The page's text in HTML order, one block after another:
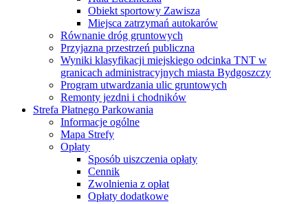
Obiekt sportowy Zawisza
Miejsca zatrzymań autokarów
Równanie dróg gruntowych
Przyjazna przestrzeń publiczna
Wyniki klasyfikacji miejskiego odcinka TNT w
granicach administracyjnych miasta Bydgoszczy
Program utwardzania ulic gruntowych
Remonty jezdni i chodników
Strefa Płatnego Parkowania
Informacje ogólne
Mapa Strefy
Opłaty
Sposób uiszczenia opłaty
Cennik
Zwolnienia z opłat
Opłaty dodatkowe